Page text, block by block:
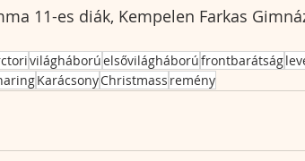
11-es diák, Kempelen Farkas
világháborúelsővilágháborúfrontbarátság
KarácsonyChristmass remény